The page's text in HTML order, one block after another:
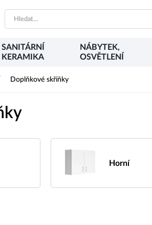
SANITÁRNÍ
KERAMIKA
NÁBYTEK,
OSVĚTLENÍ
Doplňkové skříňky
Horní